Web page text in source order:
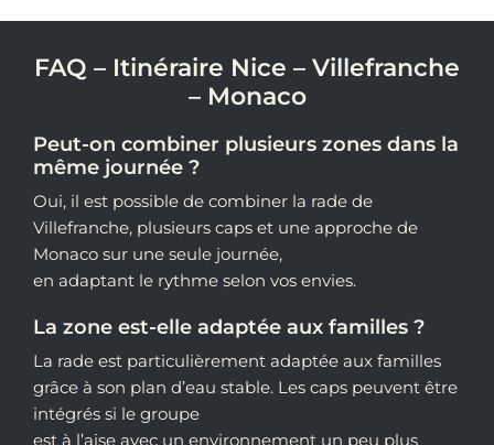
FAQ – Itinéraire Nice – Villefranche
– Monaco
Peut-on combiner plusieurs zones dans la
même journée ?
Oui, il est possible de combiner la rade de
Villefranche, plusieurs caps et une approche de
Monaco sur une seule journée,
en adaptant le rythme selon vos envies.
La zone est-elle adaptée aux familles ?
La rade est particulièrement adaptée aux familles
grâce à son plan d’eau stable. Les caps peuvent être
intégrés si le groupe
est à l’aise avec un environnement un peu plus